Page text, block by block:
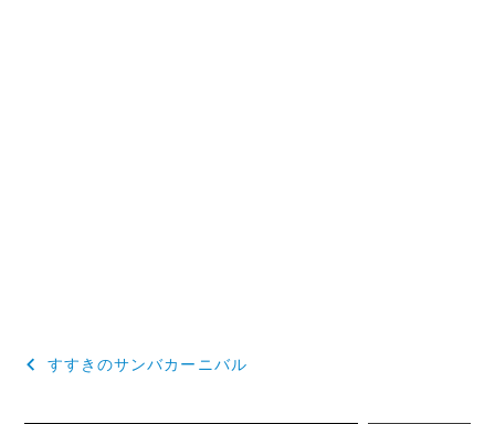
投
すすきのサンバカーニバル